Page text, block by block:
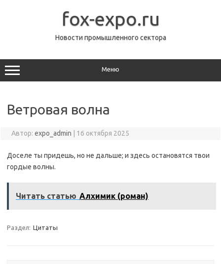
fox-expo.ru
Новости промышленного сектора
Меню
Ветровая волна
Автор: expo_admin 16 октября 2025
Доселе ты придешь, но не дальше; и здесь остановятся твои
гордые волны.
Читать статью Алхимик (роман)
Раздел: Цитаты